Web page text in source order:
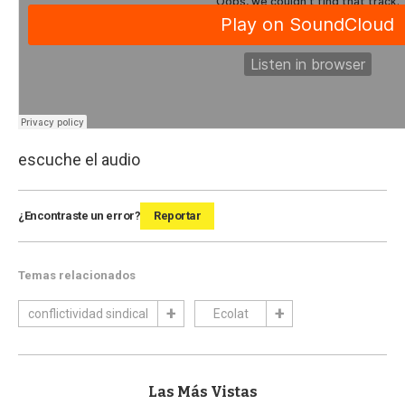
escuche el audio
¿Encontraste un error? Reportar
Temas relacionados
conflictividad sindical Ecolat
Las Más Vistas